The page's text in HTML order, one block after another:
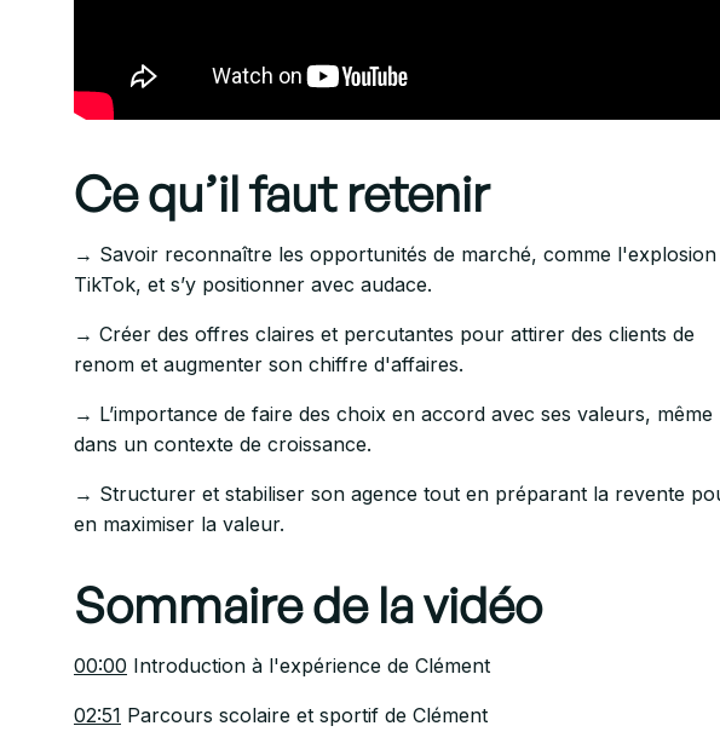
Ce qu’il faut retenir
→ Savoir reconnaître les opportunités de marché, comme l'explosion
TikTok, et s’y positionner avec audace.
→ Créer des offres claires et percutantes pour attirer des clients de
renom et augmenter son chiffre d'affaires.
→ L’importance de faire des choix en accord avec ses valeurs, même
dans un contexte de croissance.
→ Structurer et stabiliser son agence tout en préparant la revente
en maximiser la valeur.
Sommaire de la vidéo
00:00 Introduction à l'expérience de Clément
02:51 Parcours scolaire et sportif de Clément